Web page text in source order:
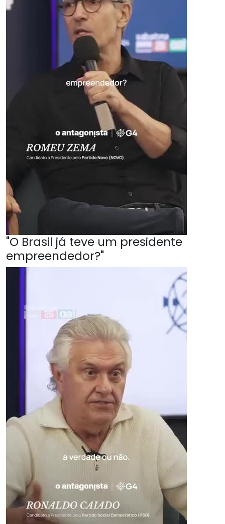
"O Brasil já teve um presidente
empreendedor?"